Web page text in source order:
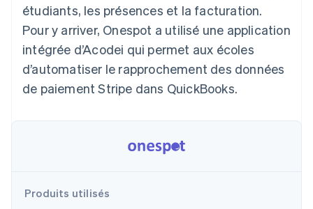
Découvrez les prochaines évolutions
Radar
Prévention de la fraude
Atlas
Constitution de start-up
Climate
Vérification de l'identité
Commerce en ligne
Écosystème
Partenaires
étudiants, les présences et la facturation.
Pour y arriver, Onespot a utilisé une application
intégrée d’Acodei qui permet aux écoles
d’automatiser le rapprochement des données
de paiement Stripe dans QuickBooks.
Produits utilisés